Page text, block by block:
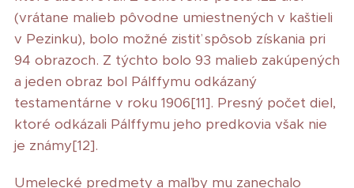
(vrátane malieb pôvodne umiestnených v kaštieli
v Pezinku), bolo možné zistiť spôsob získania pri
94 obrazoch. Z týchto bolo 93 malieb zakúpených
a jeden obraz bol Pálffymu odkázaný
testamentárne v roku 1906[11]. Presný počet diel,
ktoré odkázali Pálffymu jeho predkovia však nie
je známy[12].
Umelecké predmety a maľby mu zanechalo